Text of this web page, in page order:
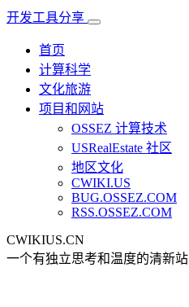
开发工具分享
首页
计算科学
文化旅游
项目和网站
OSSEZ 计算技术
USRealEstate 社区
地区文化
CWIKI.US
BUG.OSSEZ.COM
RSS.OSSEZ.COM
CWIKIUS.CN
一个有独立思考和温度的清新站